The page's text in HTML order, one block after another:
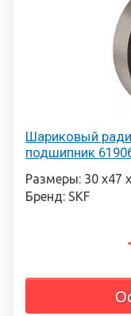
Шариковый
подшипник
Размеры: 30 х47
Бренд: SKF